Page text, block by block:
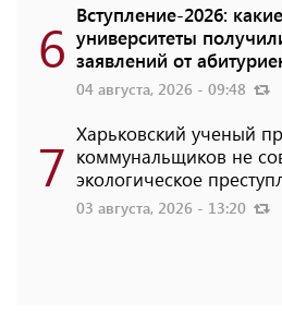
6 Вступление-2026:
университеты
заявлений от
04 августа, 2026 - 09:48
7 Харьковский ученый
коммунальщиков не
экологическое
03 августа, 2026 - 13:20